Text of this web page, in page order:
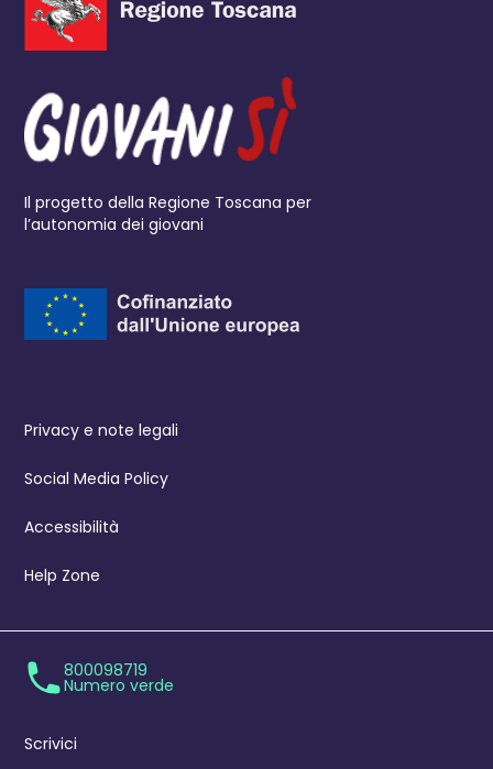
Il progetto della Regione Toscana per
l’autonomia dei giovani
Privacy e note legali
Social Media Policy
Accessibilità
Help Zone
800098719
Numero verde
Scrivici